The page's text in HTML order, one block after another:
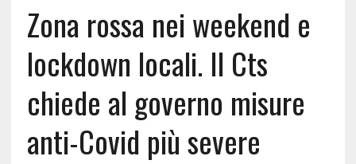
Zona rossa nei weekend e
lockdown locali. Il Cts
chiede al governo misure
anti-Covid più severe